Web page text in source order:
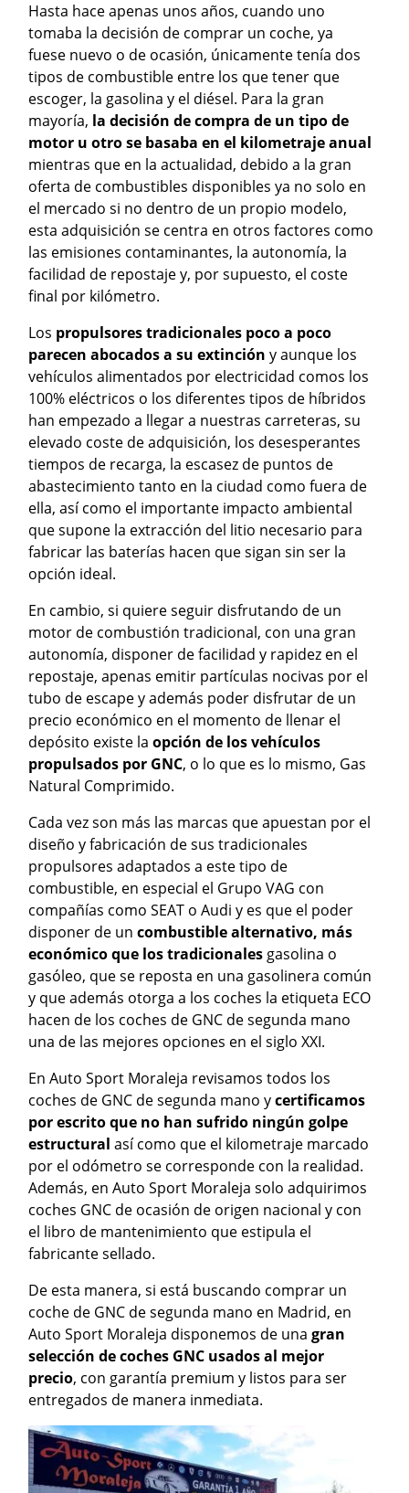
Hasta hace apenas unos años, cuando uno
tomaba la decisión de comprar un coche, ya
fuese nuevo o de ocasión, únicamente tenía dos
tipos de combustible entre los que tener que
escoger, la gasolina y el diésel. Para la gran
mayoría, la decisión de compra de un tipo de
motor u otro se basaba en el kilometraje anual
mientras que en la actualidad, debido a la gran
oferta de combustibles disponibles ya no solo en
el mercado si no dentro de un propio modelo,
esta adquisición se centra en otros factores como
las emisiones contaminantes, la autonomía, la
facilidad de repostaje y, por supuesto, el coste
final por kilómetro.
Los propulsores tradicionales poco a poco
parecen abocados a su extinción y aunque los
vehículos alimentados por electricidad comos los
100% eléctricos o los diferentes tipos de híbridos
han empezado a llegar a nuestras carreteras, su
elevado coste de adquisición, los desesperantes
tiempos de recarga, la escasez de puntos de
abastecimiento tanto en la ciudad como fuera de
ella, así como el importante impacto ambiental
que supone la extracción del litio necesario para
fabricar las baterías hacen que sigan sin ser la
opción ideal.
En cambio, si quiere seguir disfrutando de un
motor de combustión tradicional, con una gran
autonomía, disponer de facilidad y rapidez en el
repostaje, apenas emitir partículas nocivas por el
tubo de escape y además poder disfrutar de un
precio económico en el momento de llenar el
depósito existe la opción de los vehículos
propulsados por GNC, o lo que es lo mismo, Gas
Natural Comprimido.
Cada vez son más las marcas que apuestan por el
diseño y fabricación de sus tradicionales
propulsores adaptados a este tipo de
combustible, en especial el Grupo VAG con
compañías como SEAT o Audi y es que el poder
disponer de un combustible alternativo, más
económico que los tradicionalesgasolina o
gasóleo, que se reposta en una gasolinera común
y que además otorga a los coches la etiqueta ECO
hacen de los coches de GNC de segunda mano
una de las mejores opciones en el siglo XXI.
En Auto Sport Moraleja revisamos todos los
coches de GNC de segunda mano ycertificamos
por escrito que no han sufrido ningún golpe
estructural así como que el kilometraje marcado
por el odómetro se corresponde con la realidad.
Además, en Auto Sport Moraleja solo adquirimos
coches GNC de ocasión de origen nacional y con
el libro de mantenimiento que estipula el
fabricante sellado.
De esta manera, si está buscando comprar un
coche de GNC de segunda mano en Madrid, en
Auto Sport Moraleja disponemos de una gran
selección de coches GNC usados al mejor
precio, con garantía premium y listos para ser
entregados de manera inmediata.